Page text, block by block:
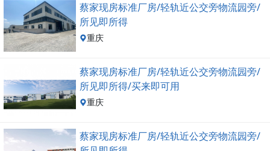
蔡家现房标准厂房/轻轨近公交旁物流园旁/
所见即所得
重庆
蔡家现房标准厂房/轻轨近公交旁物流园旁/
所见即所得/买来即可用
重庆
蔡家现房标准厂房/轻轨近公交旁物流园旁/